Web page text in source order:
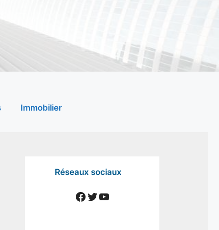
Immobilier
Réseaux sociaux
Facebook
Twitter
YouTube